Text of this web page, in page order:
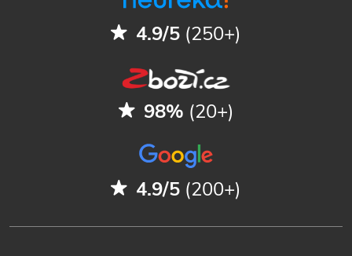
4.9/5 (250+)
98% (20+)
4.9/5 (200+)